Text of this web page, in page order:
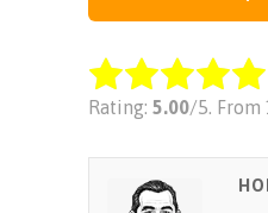
Rate this item:
SUBMIT RATING
Rating: 5.00/5. From